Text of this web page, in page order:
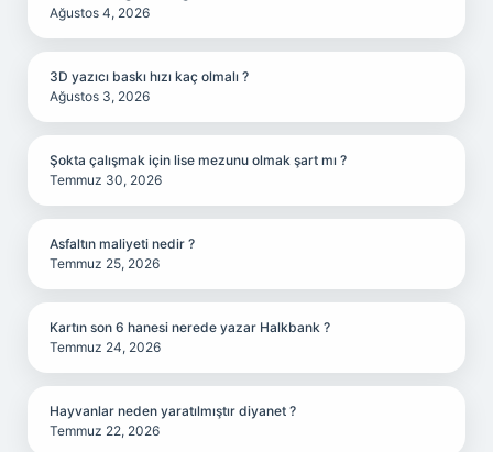
Ağustos 4, 2026
3D yazıcı baskı hızı kaç olmalı ?
Ağustos 3, 2026
Şokta çalışmak için lise mezunu olmak şart mı ?
Temmuz 30, 2026
Asfaltın maliyeti nedir ?
Temmuz 25, 2026
Kartın son 6 hanesi nerede yazar Halkbank ?
Temmuz 24, 2026
Hayvanlar neden yaratılmıştır diyanet ?
Temmuz 22, 2026